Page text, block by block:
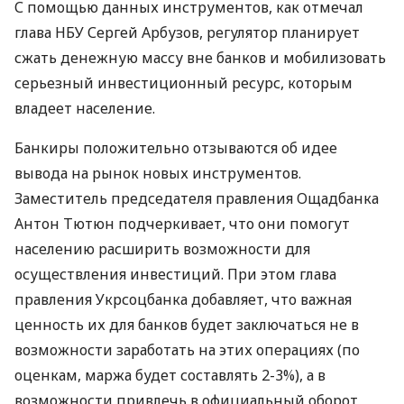
их реальная стоимость будет намного выше. Также
предусмотрен выпуск серебряных
инвестиционных монет весом в одну и две
тройские унции. Дизайн монет уже разработан и
ожидает окончательного утверждения
С помощью данных инструментов, как отмечал
глава НБУ Сергей Арбузов, регулятор планирует
сжать денежную массу вне банков и мобилизовать
серьезный инвестиционный ресурс, которым
владеет население.
Банкиры положительно отзываются об идее
вывода на рынок новых инструментов.
Заместитель председателя правления Ощадбанка
Антон Тютюн подчеркивает, что они помогут